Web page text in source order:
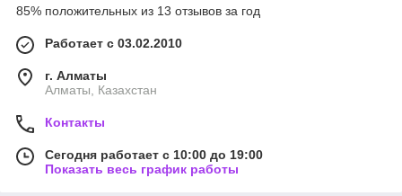
85% положительных из 13 отзывов за год
Работает с 03.02.2010
г. Алматы
Алматы, Казахстан
Контакты
Сегодня работает с 10:00 до 19:00
Показать весь график работы